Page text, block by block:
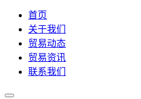
首页
关于我们
贸易动态
贸易资讯
联系我们